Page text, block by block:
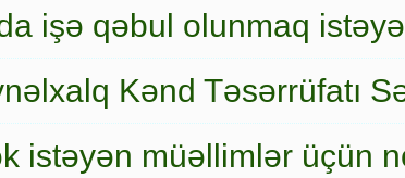
işə qəbul olunmaq
Kənd Təsərrüfatı
istəyən müəllimlər üçün